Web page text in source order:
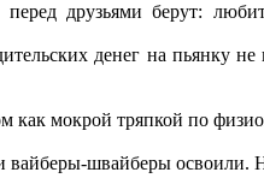
друзьями берут:
денег на пьянку
как мокрой тряпкой по
швайберы освоили.